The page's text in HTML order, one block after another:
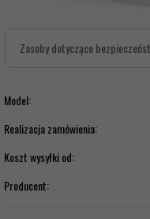
Zasoby dotyczące
Model:
Realizacja zamówienia:
Koszt wysyłki od:
Producent: